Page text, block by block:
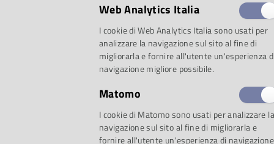
selezione:
Proposta 1: Nel
Web Analytics Italia
I cookie di Web Analytics Italia sono usati per
analizzare la navigazione sul sito al fine di
migliorarla e fornire all'utente un'esperienza
navigazione migliore possibile.
Matomo
I cookie di Matomo sono usati per analizzare la
navigazione sul sito al fine di migliorarla e
fornire all'utente un'esperienza di navigazione